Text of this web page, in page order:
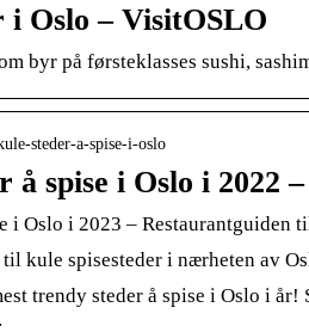
i Oslo – VisitOSLO
byr på førsteklasses sushi,
steder-a-spise-i-oslo
å spise i Oslo i 2022
i Oslo i 2023 – Restaurantguiden
kule spisesteder i nærheten av
trendy steder å spise i Oslo i